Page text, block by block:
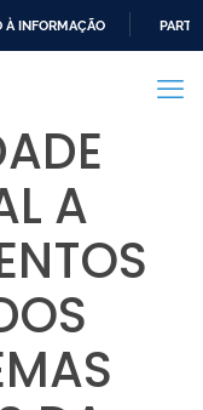
À INFORMAÇÃO
A